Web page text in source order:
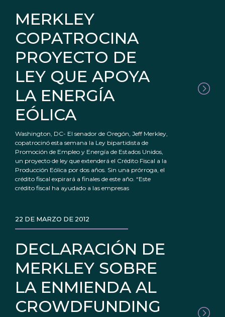
MERKLEY
COPATROCINA
PROYECTO DE
LEY QUE APOYA
LA ENERGÍA
EÓLICA
Washington, DC- El senador de Oregón, Jeff Merkley,
copatrocinó esta semana la Ley bipartidista de
Promoción de Empleo y Energía de Estados Unidos,
un proyecto de ley que extenderá el Crédito Fiscal a la
Producción Eólica por dos años. Sin una prórroga, el
crédito fiscal expirará a finales de este año. “Este
crédito fiscal ha ayudado a las empresas
DECLARACIÓN DE
MERKLEY SOBRE
LA ENMIENDA AL
CROWDFUNDING
22 DE MARZO DE 2012